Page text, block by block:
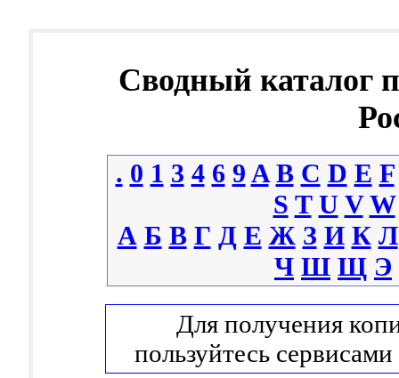
Сводный каталог
. 0 1 3 4 6 9 A B C D E F
S T U V W
А Б В Г Д Е Ж З И К Л
Ч Ш Щ Э
Для получения
пользуйтесь сервисами